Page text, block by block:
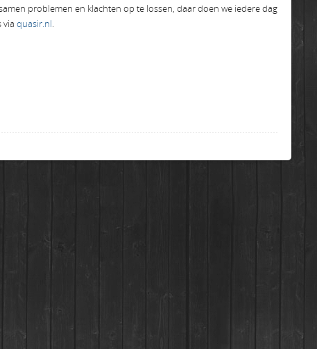
problemen en klachten op te lossen, daar doen we iedere dag
via quasir.nl.